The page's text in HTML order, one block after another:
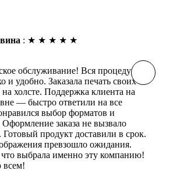
: ★ ★ ★ ★ ★
обслуживание! Вся процедура
и удобно. Заказала печать своих
холсте. Поддержка клиента на
— быстро ответили на все
выбор форматов и
Оформление заказа не вызвало
Готовый продукт доставили в срок.
превзошло ожидания.
выбрала именно эту компанию!
всем!